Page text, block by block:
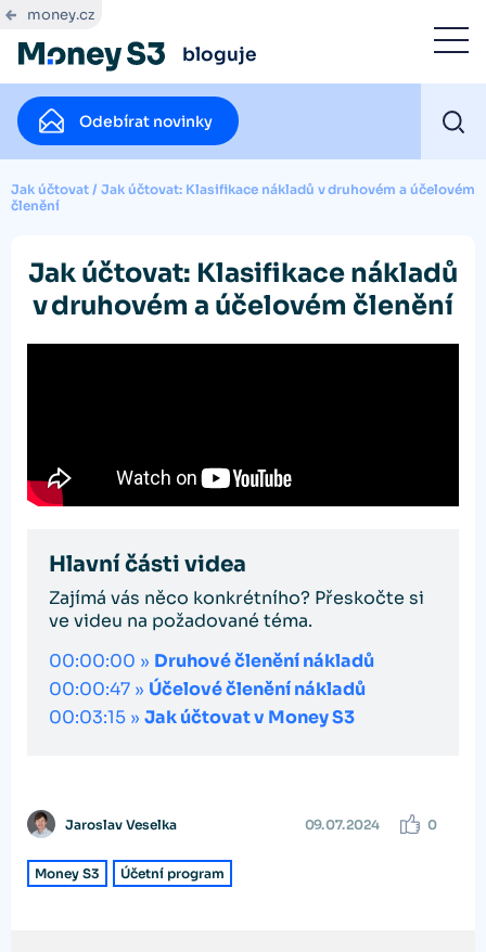
money.cz
bloguje
Odebírat novinky
Jak účtovat / Jak účtovat: Klasifikace nákladů v druhovém a účelovém
členění
Jak účtovat: Klasifikace nákladů
v druhovém a účelovém členění
Hlavní části videa
Zajímá vás něco konkrétního? Přeskočte si
ve videu na požadované téma.
00:00:00 » Druhové členění nákladů
00:00:47 » Účelové členění nákladů
00:03:15 » Jak účtovat v Money S3
Jaroslav Veselka 09. 07. 2024 0
Money S3 Účetní program